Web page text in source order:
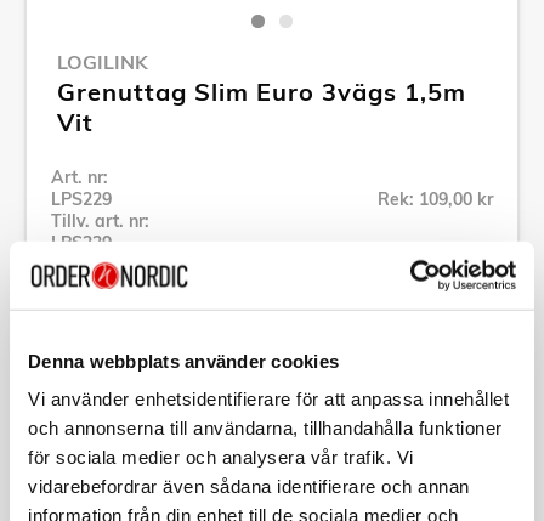
Denna webbplats använder cookies
Vi använder enhetsidentifierare för att anpassa innehållet
och annonserna till användarna, tillhandahålla funktioner
för sociala medier och analysera vår trafik. Vi
vidarebefordrar även sådana identifierare och annan
information från din enhet till de sociala medier och
LOGILINK
Grenuttag Slim Euro 3vägs 1,5m
Vit
Art. nr:
LPS229
Tillv. art. nr:
LPS229
Rek: 109,00 kr
Se alla produkter inom LogiLink
Specifikation
Beskrivning
Art. nr:LPS229